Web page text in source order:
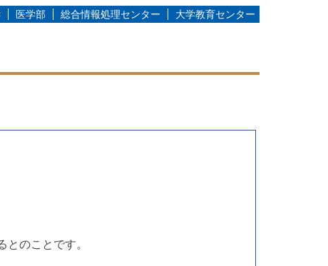
医学部 総合情報処理センター 大学教育センター
のことです。